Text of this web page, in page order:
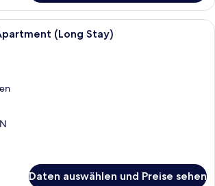
Ein modernes Zimmer mit einem
(Long Stay)
Daten auswählen und Preise sehen